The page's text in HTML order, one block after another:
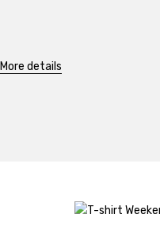
More details